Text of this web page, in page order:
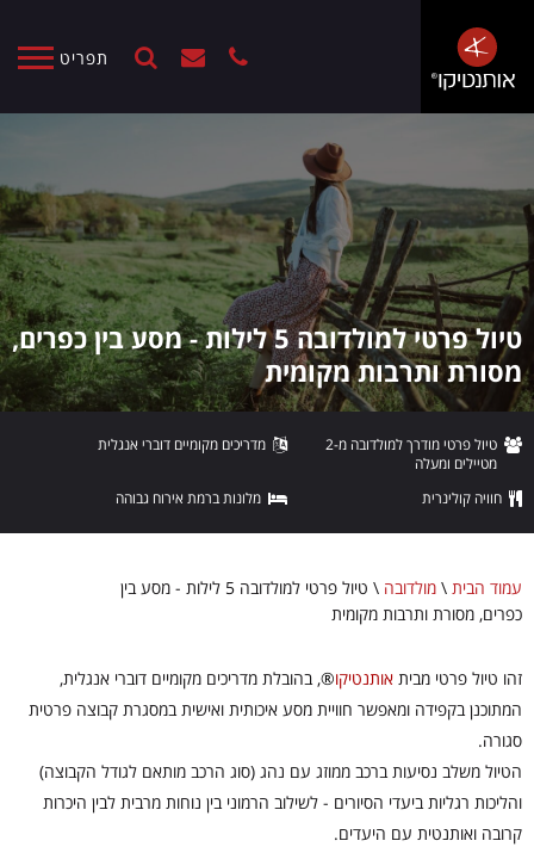
תפריט
טיול פרטי למולדובה 5 לילות - מסע בין כפרים,
מסורת ותרבות מקומית
טיול פרטי מודרך למולדובה מ-2
מטיילים ומעלה
מדריכים מקומיים דוברי אנגלית
חוויה קולינרית מלונות ברמת אירוח גבוהה
עמוד הבית \ מולדובה \
טיול פרטי למולדובה 5 לילות - מסע בין
כפרים, מסורת ותרבות מקומית
זהו טיול פרטי מבית אותנטיקו®, בהובלת מדריכים מקומיים דוברי אנגלית,
המתוכנן בקפידה ומאפשר חוויית מסע איכותית ואישית במסגרת קבוצה פרטית
סגורה.
הטיול משלב נסיעות ברכב ממוזג עם נהג (סוג הרכב מותאם לגודל הקבוצה)
והליכות רגליות ביעדי הסיורים - לשילוב הרמוני בין נוחות מרבית לבין היכרות
קרובה ואותנטית עם היעדים.